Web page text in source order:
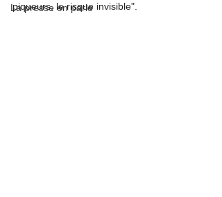
La presse en parle
piqueurs, le risque invisible".